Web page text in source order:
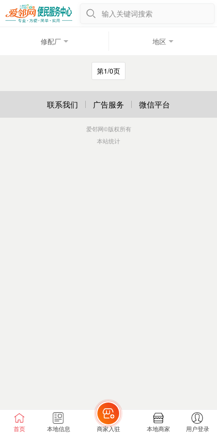
输入关键词搜索
修配厂 地区
第1/0页
首页 本地信息 商家入驻 本地商家 用户登录
联系我们 广告服务 微信平台
爱邻网©版权所有
本站统计